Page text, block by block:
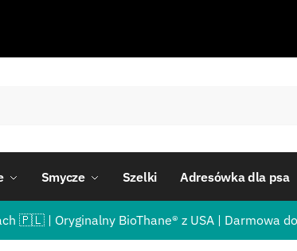
Smycze Szelki Adresówka dla psa
🇵🇱 | Oryginalny BioThane® z USA | Darmowa